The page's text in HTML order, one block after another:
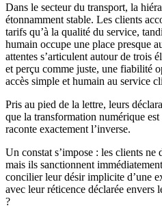
Dans le secteur du transport, la
étonnamment stable. Les clients
tarifs qu’à la qualité du service,
humain occupe une place presque
attentes s’articulent autour de trois
et perçu comme juste, une fiabilité
accès simple et humain au service
Pris au pied de la lettre, leurs
que la transformation numérique
raconte exactement l’inverse.
Un constat s’impose : les clients ne
mais ils sanctionnent
concilier leur désir implicite d’une
avec leur réticence déclarée envers
?